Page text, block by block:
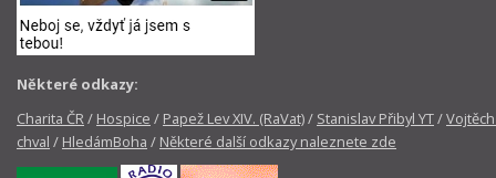
Některé odkazy:
Charita ČR/ Hospice / Papež Lev XIV. (RaVat)/ Stanislav Přibyl YT/
chval / HledámBoha / Některé další odkazy naleznete zde